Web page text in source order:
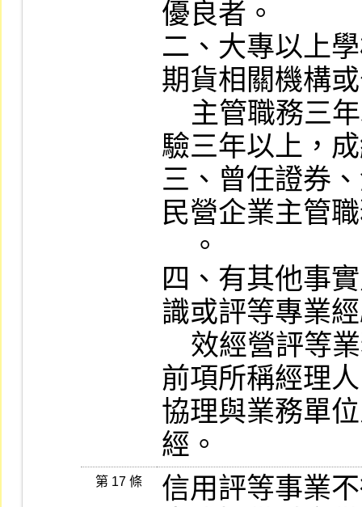
優良者。
二、大專以上
期貨相關機構
驗三年以上，
三、曾任證券
民營企業主管
四、有其他事
識或評等專業
前項所稱經理
協理與業務單
第 17 條
信用評等事業